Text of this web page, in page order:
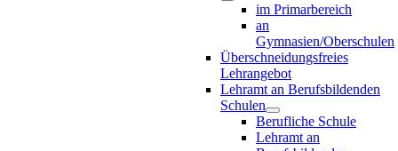
im Primarbereich
an
Gymnasien/Oberschulen
Überschneidungsfreies
Lehrangebot
Lehramt an Berufsbildenden
Schulen
Berufliche Schule
Lehramt an